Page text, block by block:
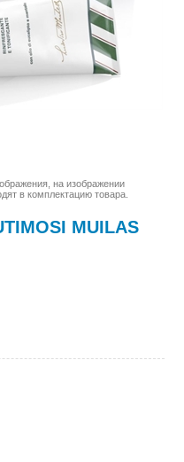
на изображении
в комплектацию товара.
MUILAS